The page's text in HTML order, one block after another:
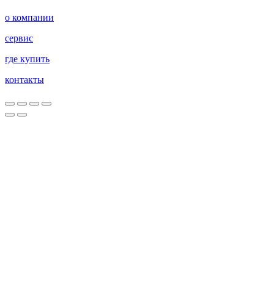
о компании
сервис
где купить
контакты